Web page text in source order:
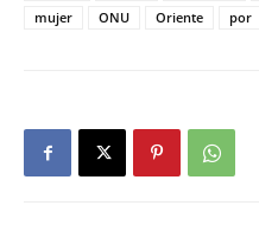
mujer
ONU Oriente por